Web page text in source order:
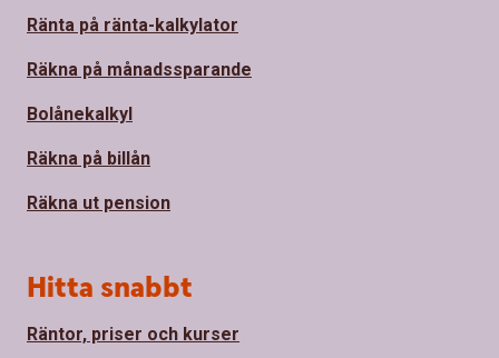
Ränta på ränta-kalkylator
Räkna på månadssparande
Bolånekalkyl
Räkna på billån
Räkna ut pension
Hitta snabbt
Räntor, priser och kurser